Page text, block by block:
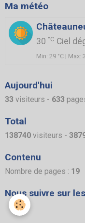
Ma météo
30 °C Ciel
Min: 29 °C | Max:
Aujourd'hui
33 visiteurs - 633
Total
138740 visiteurs -
Contenu
Nombre de pages : 19
Nous suivre sur